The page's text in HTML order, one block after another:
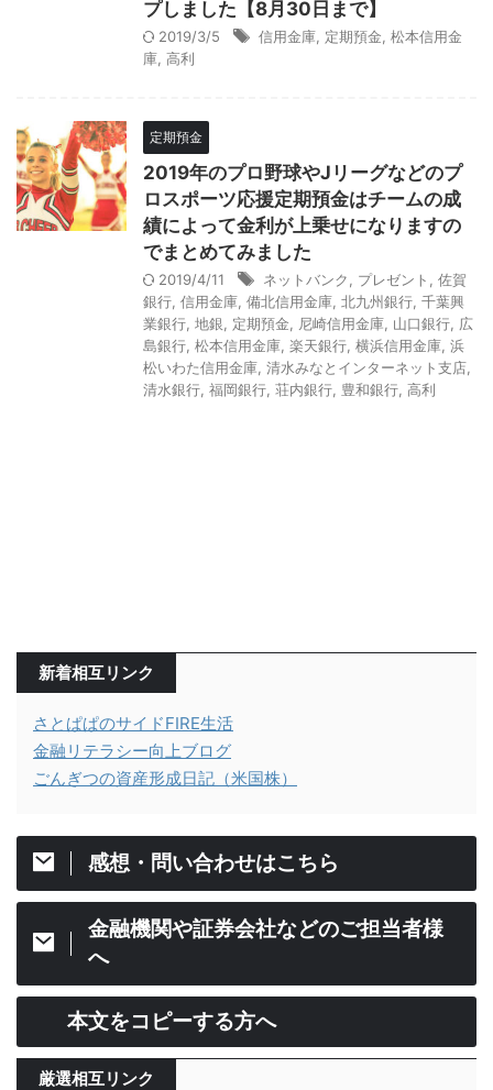
プしました【8月30日まで】
2019/3/5 信用金庫 定期預金 松本信用金
庫 高利
定期預金
2019年のプロ野球やJリーグなどのプ
ロスポーツ応援定期預金はチームの成
績によって金利が上乗せになりますの
でまとめてみました
2019/4/11 ネットバンク プレゼント
佐賀
銀行 信用金庫 備北信用金庫 北九州銀行 千葉興
業銀行 地銀 定期預金 尼崎信用金庫 山口銀行 広
島銀行 松本信用金庫 楽天銀行 横浜信用金庫 浜
松いわた信用金庫 清水みなとインターネット支店
清水銀行 福岡銀行 荘内銀行 豊和銀行 高利
新着相互リンク
さとぱぱのサイドFIRE生活
金融リテラシー向上ブログ
ごんぎつの資産形成日記（米国株）
感想・問い合わせはこちら
金融機関や証券会社などのご担当者様
へ
本文をコピーする方へ
厳選相互リンク